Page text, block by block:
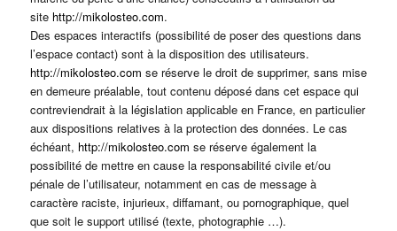
site http://mikolosteo.com.
Des espaces interactifs (possibilité de poser des questions dans
l’espace contact) sont à la disposition des utilisateurs.
http://mikolosteo.com se réserve le droit de supprimer, sans mise
en demeure préalable, tout contenu déposé dans cet espace qui
contreviendrait à la législation applicable en France, en particulier
aux dispositions relatives à la protection des données. Le cas
échéant, http://mikolosteo.com se réserve également la
possibilité de mettre en cause la responsabilité civile et/ou
pénale de l’utilisateur, notamment en cas de message à
caractère raciste, injurieux, diffamant, ou pornographique, quel
que soit le support utilisé (texte, photographie …).